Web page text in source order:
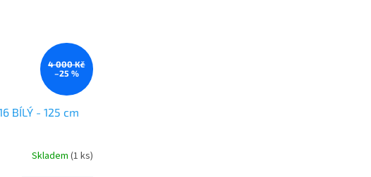
4 000 Kč
–25 %
BÍLÝ - 125 cm
Skladem (1 ks)